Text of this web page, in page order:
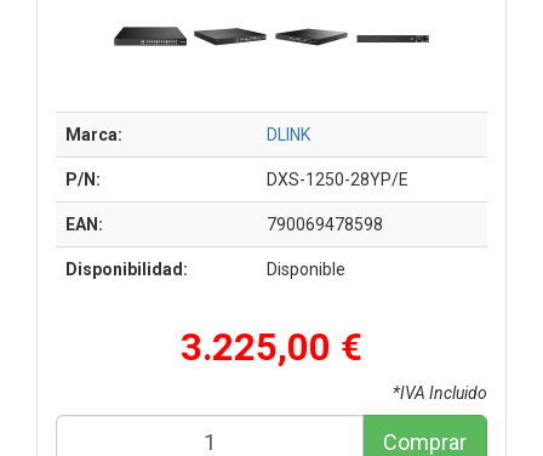
Marca: DLINK
P/N: DXS-1250-28YP/E
EAN: 790069478598
Disponibilidad: Disponible
3.225,00 €
*IVA Incluido
Comprar